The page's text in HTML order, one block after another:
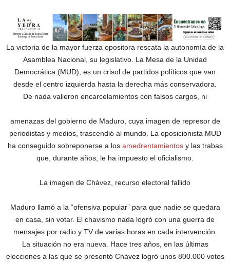
La victoria de la mayor fuerza opositora rescata la autonomía de la
Asamblea Nacional, su legislativo. La Mesa de la Unidad
Democrática (MUD), es un crisol de partidos políticos que van
desde el centro izquierda hasta la derecha más conservadora.
De nada valieron encarcelamientos con falsos cargos, ni
amenazas del gobierno de Maduro, cuya imagen de represor de
periodistas y medios, trascendió al mundo. La oposicionista MUD
ha conseguido sobreponerse a los amedrentamientosy las trabas
que, durante años, le ha impuesto el oficialismo.
La imagen de Chávez, recurso electoral fallido
Maduro llamó a la “ofensiva popular” para que nadie se quedara
en casa, sin votar. El chavismo nada logró con una guerra de
mensajes por radio y TV de varias horas en cada intervención.
La situación no era nueva. Hace tres años, en las últimas
elecciones a las que se presentó Chávez logró unos 800.000 votos